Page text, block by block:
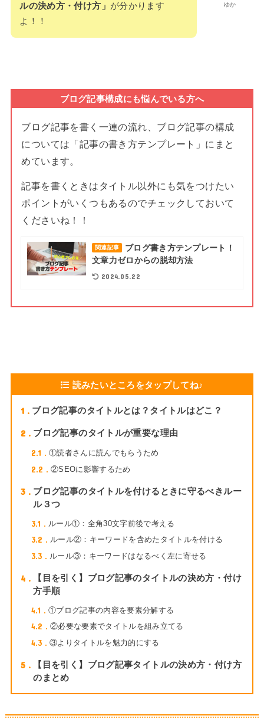
ゆか
ルの決め方・付け方」 が分かります
よ！！
ブログ記事構成にも悩んでいる方へ
ブログ記事を書く一連の流れ、ブログ記事の構成
については「記事の書き方テンプレート」にまと
めています。
記事を書くときはタイトル以外にも気をつけたい
ポイントがいくつもあるのでチェックしておいて
くださいね！！
関連記事
ブログ書き方テンプレート！
文章力ゼロからの脱却方法
2024.05.22
読みたいところをタップしてね♪
1 ブログ記事のタイトルとは？タイトルはどこ？
2 ブログ記事のタイトルが重要な理由
2.1 ①読者さんに読んでもらうため
2.2 ②SEOに影響するため
3
ブログ記事のタイトルを付けるときに守るべきルー
ル３つ
3.1 ルール①：全角30文字前後で考える
3.2 ルール②：キーワードを含めたタイトルを付ける
3.3 ルール③：キーワードはなるべく左に寄せる
4
【目を引く】ブログ記事のタイトルの決め方・付け
方手順
4.1 ①ブログ記事の内容を要素分解する
4.2 ②必要な要素でタイトルを組み立てる
4.3 ③よりタイトルを魅力的にする
5
【目を引く】ブログ記事タイトルの決め方・付け方
のまとめ